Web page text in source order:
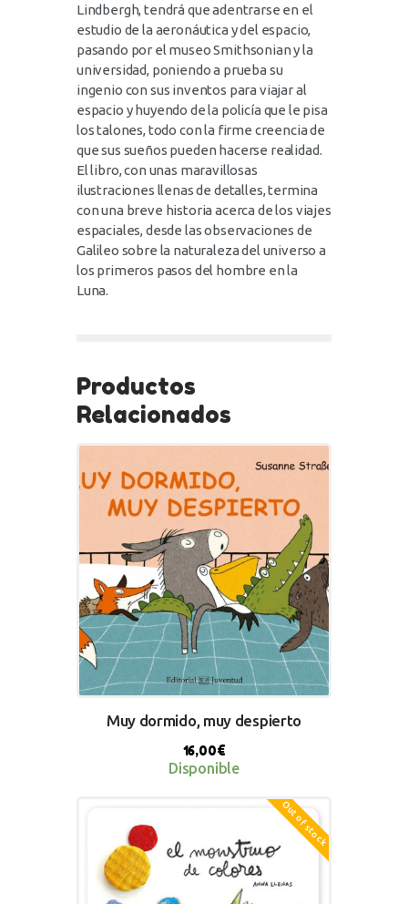
Lindbergh, tendrá que adentrarse en el
estudio de la aeronáutica y del espacio,
pasando por el museo Smithsonian y la
universidad, poniendo a prueba su
ingenio con sus inventos para viajar al
espacio y huyendo de la policía que le pisa
los talones, todo con la firme creencia de
que sus sueños pueden hacerse realidad.
El libro, con unas maravillosas
ilustraciones llenas de detalles, termina
con una breve historia acerca de los viajes
espaciales, desde las observaciones de
Galileo sobre la naturaleza del universo a
los primeros pasos del hombre en la
Luna.
Productos
Relacionados
Muy dormido, muy despierto
16,00€
Disponible
Out of stock